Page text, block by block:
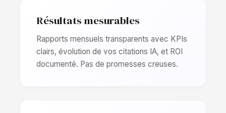
Résultats mesurables
Rapports mensuels transparents avec KPIs
clairs, évolution de vos citations IA, et ROI
documenté. Pas de promesses creuses.